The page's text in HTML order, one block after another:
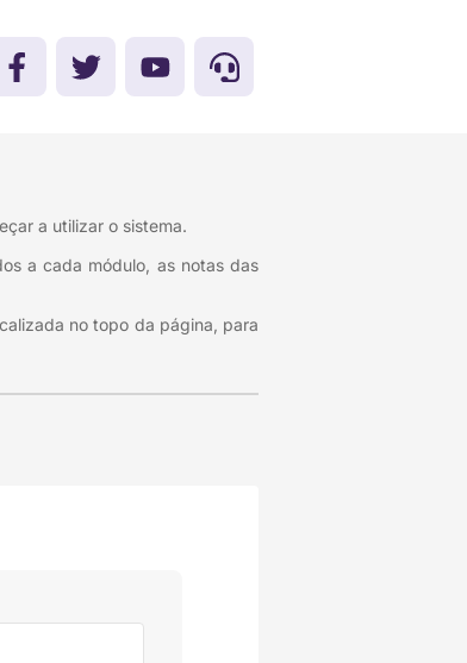
a utilizar o sistema.
a cada módulo, as notas das
no topo da página, para